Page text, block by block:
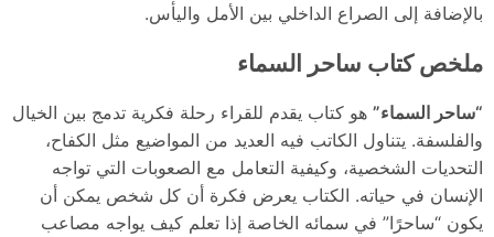
بالإضافة إلى الصراع الداخلي بين الأمل واليأس.
ملخص كتاب ساحر السماء
“ساحر السماء” هو كتاب يقدم للقراء رحلة فكرية تدمج بين الخيال
والفلسفة. يتناول الكاتب فيه العديد من المواضيع مثل الكفاح،
التحديات الشخصية، وكيفية التعامل مع الصعوبات التي تواجه
الإنسان في حياته. الكتاب يعرض فكرة أن كل شخص يمكن أن
يكون “ساحرًا” في سمائه الخاصة إذا تعلم كيف يواجه مصاعب